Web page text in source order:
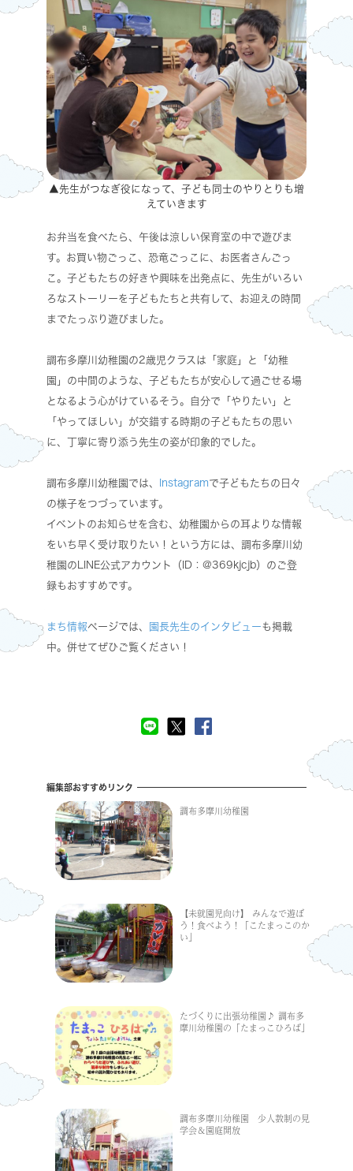
▲先生がつなぎ役になって、子ども同士のやりとりも増
えていきます
お弁当を食べたら、午後は涼しい保育室の中で遊びま
す。お買い物ごっこ、恐竜ごっこに、お医者さんごっ
こ。子どもたちの好きや興味を出発点に、先生がいろい
ろなストーリーを子どもたちと共有して、お迎えの時間
までたっぷり遊びました。
調布多摩川幼稚園の2歳児クラスは「家庭」と「幼稚
園」の中間のような、子どもたちが安心して過ごせる場
となるよう心がけているそう。自分で「やりたい」と
「やってほしい」が交錯する時期の子どもたちの思い
に、丁寧に寄り添う先生の姿が印象的でした。
調布多摩川幼稚園では、 Instagramで子どもたちの日々
の様子をつづっています。
イベントのお知らせを含む、幼稚園からの耳よりな情報
をいち早く受け取りたい！という方には、調布多摩川幼
稚園のLINE公式アカウント（ID：@369kjcjb）のご登
録もおすすめです。
まち情報ページでは、 園長先生のインタビューも掲載
中。併せてぜひご覧ください！
編集部おすすめリンク
調布多摩川幼稚園
【未就園児向け】 みんなで遊ぼ
う！食べよう！「こたまっこのか
い」
たづくりに出張幼稚園♪ 調布多
摩川幼稚園の「たまっこひろば」
調布多摩川幼稚園 少人数制の見
学会＆園庭開放